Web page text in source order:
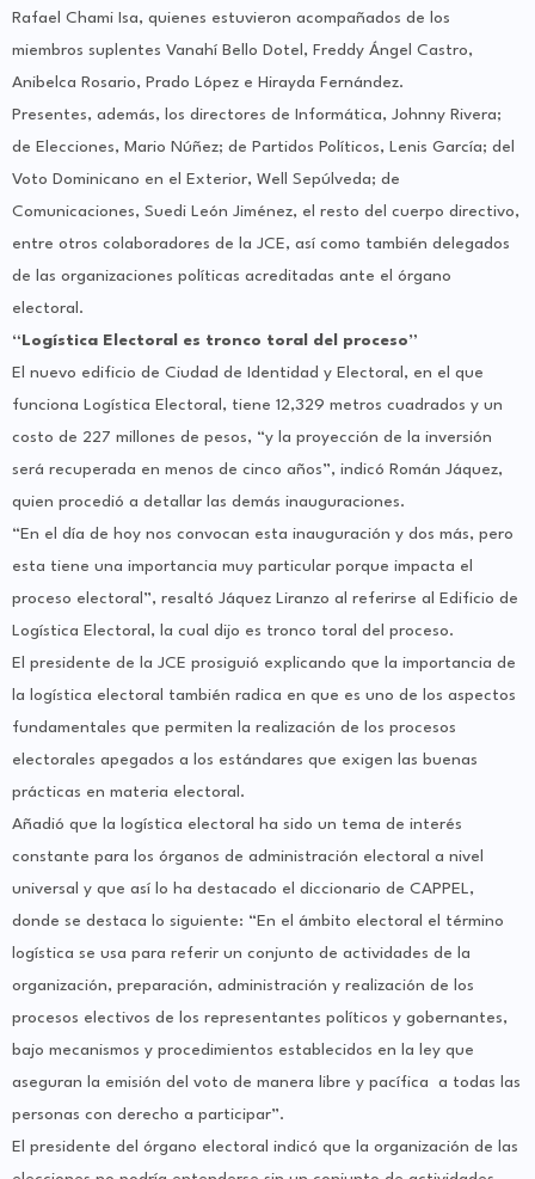
Rafael Chami Isa, quienes estuvieron acompañados de los
miembros suplentes Vanahí Bello Dotel, Freddy Ángel Castro,
Anibelca Rosario, Prado López e Hirayda Fernández.
Presentes, además, los directores de Informática, Johnny Rivera;
de Elecciones, Mario Núñez; de Partidos Políticos, Lenis García; del
Voto Dominicano en el Exterior, Well Sepúlveda; de
Comunicaciones, Suedi León Jiménez, el resto del cuerpo directivo,
entre otros colaboradores de la JCE, así como también delegados
de las organizaciones políticas acreditadas ante el órgano
electoral.
“Logística Electoral es tronco toral del proceso”
El nuevo edificio de Ciudad de Identidad y Electoral, en el que
funciona Logística Electoral, tiene 12,329 metros cuadrados y un
costo de 227 millones de pesos, “y la proyección de la inversión
será recuperada en menos de cinco años”, indicó Román Jáquez,
quien procedió a detallar las demás inauguraciones.
“En el día de hoy nos convocan esta inauguración y dos más, pero
esta tiene una importancia muy particular porque impacta el
proceso electoral”, resaltó Jáquez Liranzo al referirse al Edificio de
Logística Electoral, la cual dijo es tronco toral del proceso.
El presidente de la JCE prosiguió explicando que la importancia de
la logística electoral también radica en que es uno de los aspectos
fundamentales que permiten la realización de los procesos
electorales apegados a los estándares que exigen las buenas
prácticas en materia electoral.
Añadió que la logística electoral ha sido un tema de interés
constante para los órganos de administración electoral a nivel
universal y que así lo ha destacado el diccionario de CAPPEL,
donde se destaca lo siguiente: “En el ámbito electoral el término
logística se usa para referir un conjunto de actividades de la
organización, preparación, administración y realización de los
procesos electivos de los representantes políticos y gobernantes,
bajo mecanismos y procedimientos establecidos en la ley que
aseguran la emisión del voto de manera libre y pacífica a todas las
personas con derecho a participar”.
El presidente del órgano electoral indicó que la organización de las